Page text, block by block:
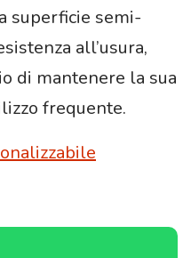
superficie semi-
all’usura,
di mantenere la sua
frequente.